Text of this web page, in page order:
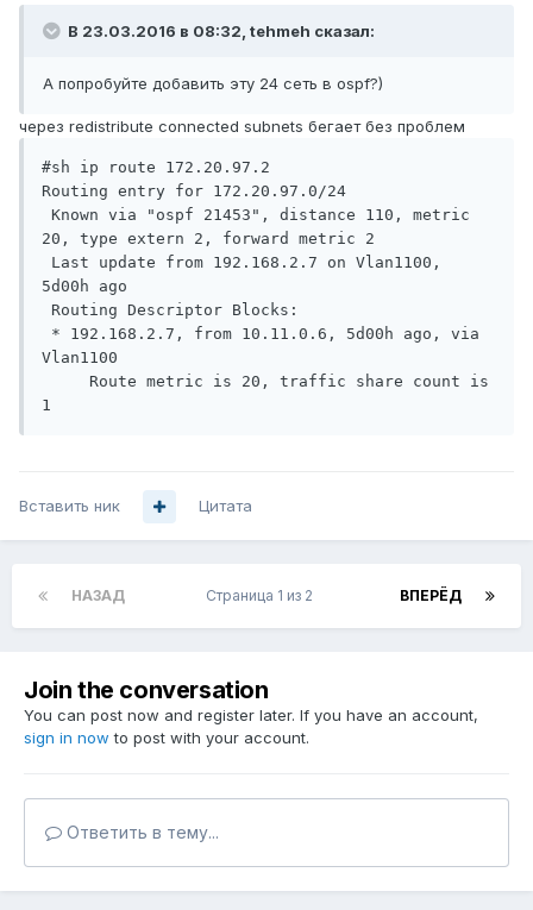
В 23.03.2016 в 08:32, tehmeh сказал:
А попробуйте добавить эту 24 сеть в ospf?)
через redistribute connected subnets бегает без проблем
#sh ip route 172.20.97.2
Routing entry for 172.20.97.0/24
20, type extern 2, forward metric 2
5d00h ago
Vlan1100
Вставить ник Цитата
НАЗАД ВПЕРЁД
Страница 1 из 2
Join the conversation
You can post now and register later. If you have an account,
sign in now to post with your account.
Ответить в тему...